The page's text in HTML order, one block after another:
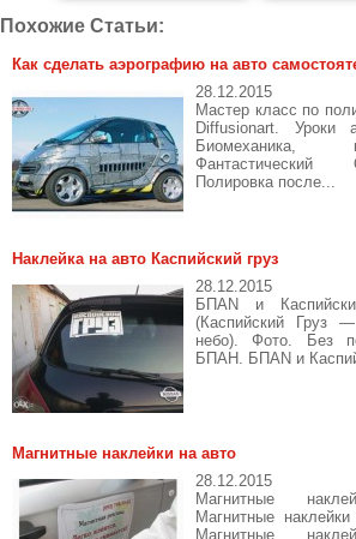
Похожие Статьи:
Как сделать аэрографию на авто
28.12.2015
Мастер класс по
Diffusionart. Уроки
Биомеханика,
Полировка после...
Наклейка на авто Каспийский груз
28.12.2015
БПАN и
(Каспийский Груз
небо). Фото. Без
БПАН. БПАN и
Магнитные наклейки на авто
28.12.2015
Магнитные
Магнитные
Магнитные